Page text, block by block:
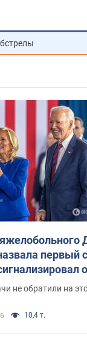
первый
раке
не обратили на
10,4 т.